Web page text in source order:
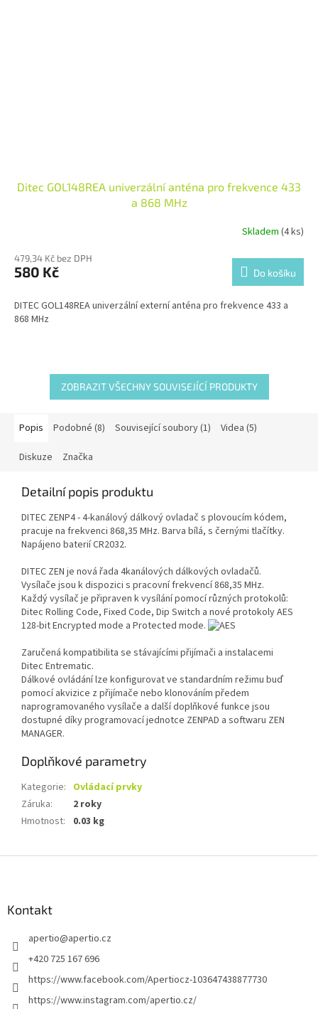
Ditec GOL148REA univerzální anténa pro frekvence 433
a 868 MHz
Skladem (4 ks)
479,34 Kč bez DPH
580 Kč Do košíku
DITEC GOL148REA univerzální externí anténa pro frekvence 433 a
868 MHz
ZOBRAZIT VŠECHNY SOUVISEJÍCÍ PRODUKTY
Popis Podobné (8) Související soubory (1) Videa (5)
Diskuze Značka
Detailní popis produktu
DITEC ZENP4 - 4-kanálový dálkový ovladač s plovoucím kódem,
pracuje na frekvenci 868,35 MHz. Barva bílá, s černými tlačítky.
Napájeno baterií CR2032.
DITEC ZEN je nová řada 4kanálových dálkových ovladačů.
Vysílače jsou k dispozici s pracovní frekvencí 868,35 MHz.
Každý vysílač je připraven k vysílání pomocí různých protokolů:
Ditec Rolling Code, Fixed Code, Dip Switch a nové protokoly AES
128-bit Encrypted mode a Protected mode.
Zaručená kompatibilita se stávajícími přijímači a instalacemi
Ditec Entrematic.
Dálkové ovládání lze konfigurovat ve standardním režimu buď
pomocí akvizice z přijímače nebo klonováním předem
naprogramovaného vysílače a další doplňkové funkce jsou
dostupné díky programovací jednotce ZENPAD a softwaru ZEN
MANAGER.
Doplňkové parametry
Kategorie: Ovládací prvky
Záruka:
2 roky
Hmotnost: 0.03 kg
Kontakt
apertio@apertio.cz
+420 725 167 696
https://www.facebook.com/Apertiocz-103647438877730
https://www.instagram.com/apertio.cz/